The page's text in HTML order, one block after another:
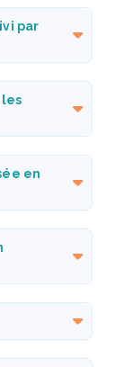
par
en